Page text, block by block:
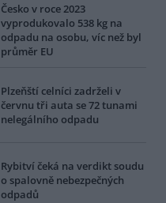
Česko v roce 2023
vyprodukovalo 538 kg na
odpadu na osobu, víc než byl
průměr EU
Plzeňští celníci zadrželi v
červnu tři auta se 72 tunami
nelegálního odpadu
Rybitví čeká na verdikt soudu
o spalovně nebezpečných
odpadů